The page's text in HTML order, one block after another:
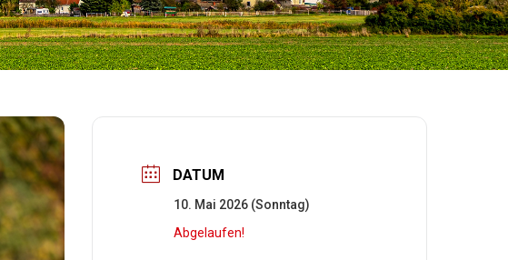
DATUM
10. Mai 2026 (Sonntag)
Abgelaufen!